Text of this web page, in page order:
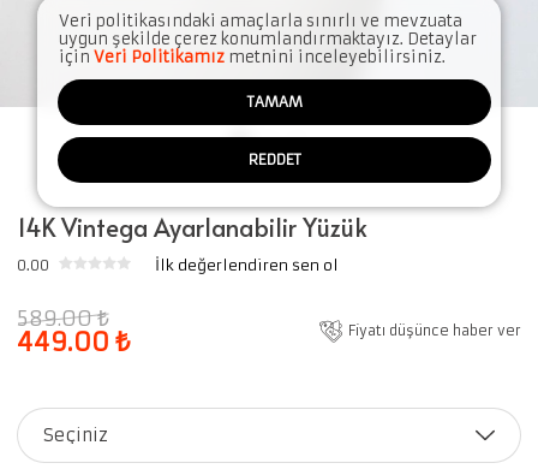
14K Vintega Ayarlanabilir Yüzük
0.00 İlk değerlendiren sen ol
589.00₺
449.00 ₺ Fiyatı düşünce haber ver
Seçiniz
Veri politikasındaki amaçlarla sınırlı ve mevzuata
uygun şekilde çerez konumlandırmaktayız. Detaylar
için Veri Politikamızmetnini inceleyebilirsiniz.
TAMAM
REDDET